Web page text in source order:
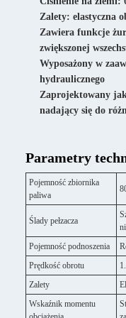
Zalety: elastyczna
Zawiera funkcje
zwiększonej
Wyposażony w
hydraulicznego
Zaprojektowany
nadający się do
Parametry
Pojemność zbiornika
paliwa
Ślady pełzacza
Pojemność podnoszenia
Prędkość obrotu
Zalety
Wskaźnik momentu